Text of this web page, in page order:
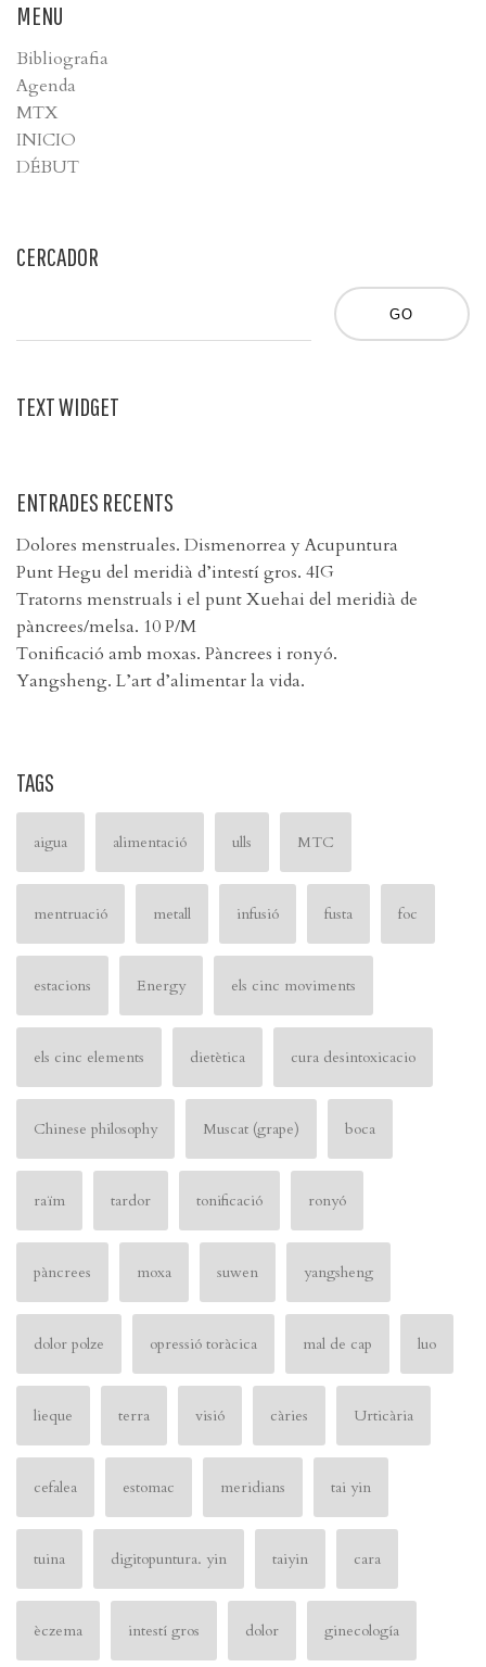
MENU
Bibliografia
Agenda
MTX
INICIO
DÉBUT
CERCADOR
TEXT WIDGET
ENTRADES RECENTS
Dolores menstruales. Dismenorrea y Acupuntura
Punt Hegu del meridià d’intestí gros. 4IG
Tratorns menstruals i el punt Xuehai del meridià de
pàncrees/melsa. 10 P/M
Tonificació amb moxas. Pàncrees i ronyó.
Yangsheng. L’art d’alimentar la vida.
TAGS
aigua alimentació ulls MTC
mentruació metall infusió fusta foc
estacions Energy els cinc moviments
els cinc elements dietètica cura desintoxicacio
Chinese philosophy Muscat (grape) boca
raïm tardor tonificació ronyó
pàncrees moxa suwen yangsheng
dolor polze opressió toràcica mal de cap luo
lieque terra visió càries Urticària
cefalea estomac meridians tai yin
tuina digitopuntura. yin taiyin cara
èczema intestí gros dolor ginecología